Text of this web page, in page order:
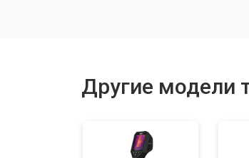
Другие модели